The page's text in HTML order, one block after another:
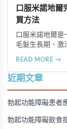
口服米諾地爾
買方法
口服米諾地爾是
毛髮生長期、激
購買方法，並提
READ MORE →
近期文章
勃起功能障礙患者
勃起功能障礙飲食